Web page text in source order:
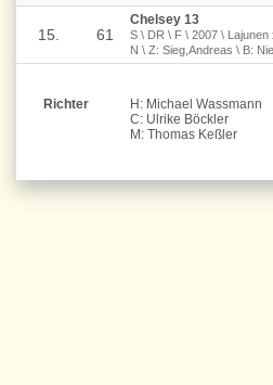
15. 61
Chelsey 13
S \ DR \ F \ 2007 \
N \ Z: Sieg,Andreas \ B:
Richter
H: Michael Wassmann
C: Ulrike Böckler
M: Thomas Keßler